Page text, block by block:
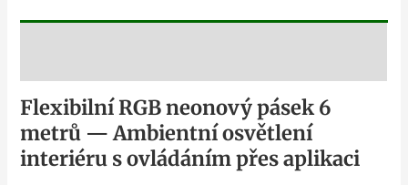
Flexibilní RGB neonový pásek 6
metrů — Ambientní osvětlení
interiéru s ovládáním přes aplikaci